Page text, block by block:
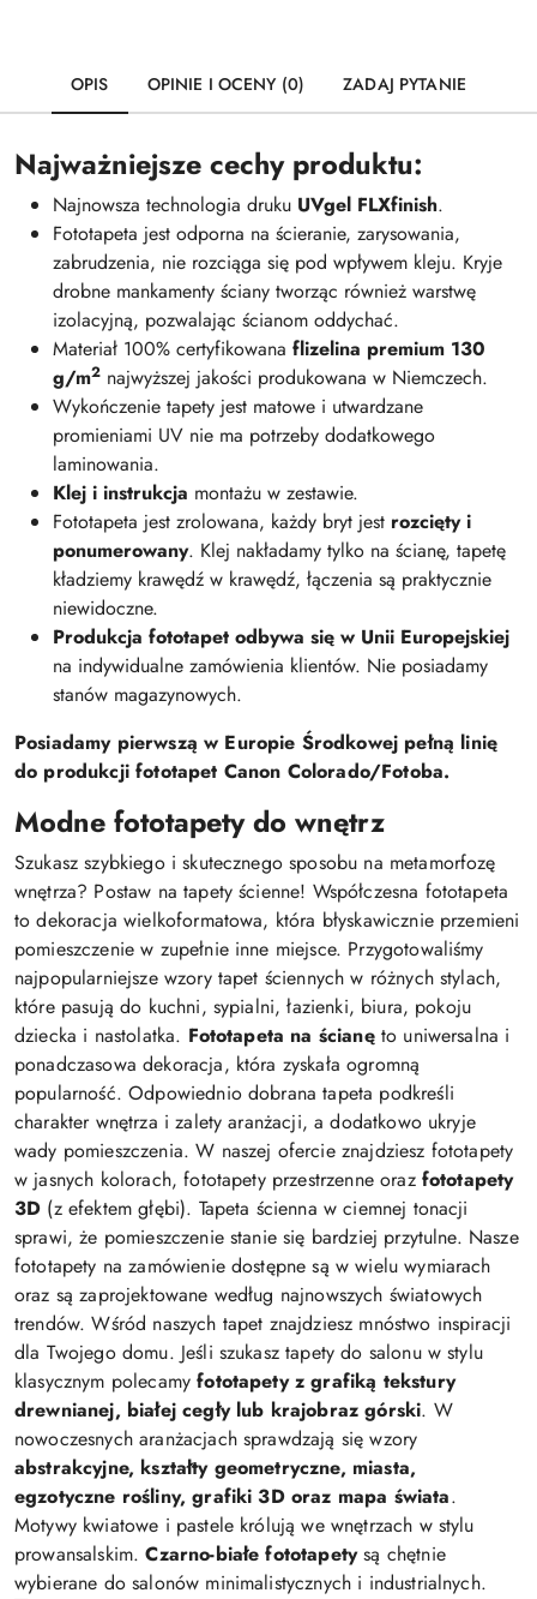
OPIS OPINIE I OCENY (0) ZADAJ PYTANIE
Najważniejsze cechy produktu:
Najnowsza technologia druku UVgel FLXfinish.
Fototapeta jest odporna na ścieranie, zarysowania,
zabrudzenia, nie rozciąga się pod wpływem kleju. Kryje
drobne mankamenty ściany tworząc również warstwę
izolacyjną, pozwalając ścianom oddychać.
Materiał 100% certyfikowana flizelina premium 130
g/m2 najwyższej jakości produkowana w Niemczech.
Wykończenie tapety jest matowe i utwardzane
promieniami UV nie ma potrzeby dodatkowego
laminowania.
Klej i instrukcja montażu w zestawie.
Fototapeta jest zrolowana, każdy bryt jest rozcięty i
ponumerowany. Klej nakładamy tylko na ścianę, tapetę
kładziemy krawędź w krawędź, łączenia są praktycznie
niewidoczne.
Produkcja fototapet odbywa się w Unii Europejskiej
na indywidualne zamówienia klientów. Nie posiadamy
stanów magazynowych.
Posiadamy pierwszą w Europie Środkowej pełną linię
do produkcji fototapet Canon Colorado/Fotoba.
Modne fototapety do wnętrz
Szukasz szybkiego i skutecznego sposobu na metamorfozę
wnętrza? Postaw na tapety ścienne! Współczesna fototapeta
to dekoracja wielkoformatowa, która błyskawicznie przemieni
pomieszczenie w zupełnie inne miejsce. Przygotowaliśmy
najpopularniejsze wzory tapet ściennych w różnych stylach,
które pasują do kuchni, sypialni, łazienki, biura, pokoju
dziecka i nastolatka. Fototapeta na ścianęto uniwersalna i
ponadczasowa dekoracja, która zyskała ogromną
popularność. Odpowiednio dobrana tapeta podkreśli
charakter wnętrza i zalety aranżacji, a dodatkowo ukryje
wady pomieszczenia. W naszej ofercie znajdziesz fototapety
w jasnych kolorach, fototapety przestrzenne oraz fototapety
3D (z efektem głębi). Tapeta ścienna w ciemnej tonacji
sprawi, że pomieszczenie stanie się bardziej przytulne. Nasze
fototapety na zamówienie dostępne są w wielu wymiarach
oraz są zaprojektowane według najnowszych światowych
trendów. Wśród naszych tapet znajdziesz mnóstwo inspiracji
dla Twojego domu. Jeśli szukasz tapety do salonu w stylu
klasycznym polecamyfototapety z grafiką tekstury
drewnianej, białej cegły lub krajobraz górski. W
nowoczesnych aranżacjach sprawdzają się wzory
abstrakcyjne, kształty geometryczne, miasta,
egzotyczne rośliny, grafiki 3D oraz mapa świata.
Motywy kwiatowe i pastele królują we wnętrzach w stylu
prowansalskim.Czarno-białe fototapetysą chętnie
wybierane do salonów minimalistycznych i industrialnych.